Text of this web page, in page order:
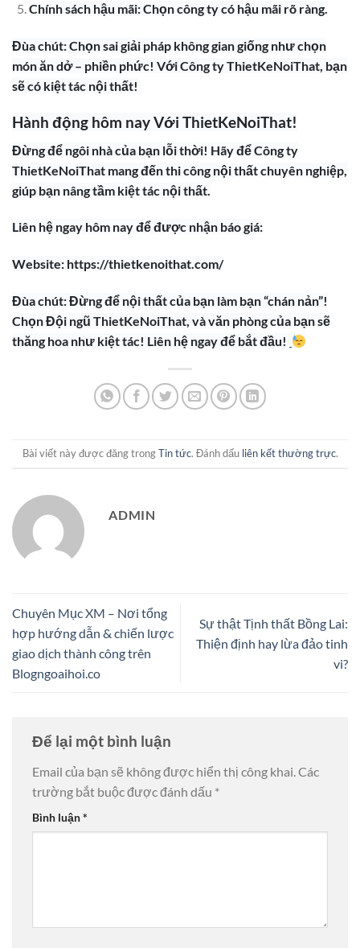
Chính sách hậu mãi: Chọn công ty có hậu mãi rõ ràng.
Đùa chút: Chọn sai giải pháp không gian giống như chọn
món ăn dở – phiền phức! Với Công ty ThietKeNoiThat, bạn
sẽ có kiệt tác nội thất!
Hành động hôm nay Với ThietKeNoiThat!
Đừng để ngôi nhà của bạn lỗi thời! Hãy để Công ty
ThietKeNoiThat mang đến thi công nội thất chuyên nghiệp,
giúp bạn nâng tầm kiệt tác nội thất.
Liên hệ ngay hôm nay để được nhận báo giá:
Website: https://thietkenoithat.com/
Đùa chút: Đừng để nội thất của bạn làm bạn “chán nản”!
Chọn Đội ngũ ThietKeNoiThat, và văn phòng của bạn sẽ
thăng hoa như kiệt tác! Liên hệ ngay để bắt đầu!
Bài viết này được đăng trongTin tức. Đánh dấu liên kết thường trực.
ADMIN
Chuyên Mục XM – Nơi tổng
hợp hướng dẫn & chiến lược
giao dịch thành công trên
Blogngoaihoi.co
Sự thật Tịnh thất Bồng Lai:
Thiện định hay lừa đảo tinh
vi?
Để lại một bình luận
Email của bạn sẽ không được hiển thị công khai.Các
trường bắt buộc được đánh dấu *
Bình luận*